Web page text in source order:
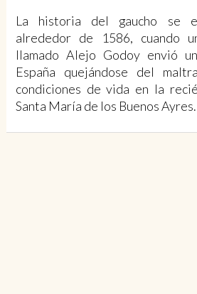
La historia del gaucho se
alrededor de 1586, cuando
llamado Alejo Godoy envió
España quejándose del
condiciones de vida en la
Santa María de los Buenos Ayres.